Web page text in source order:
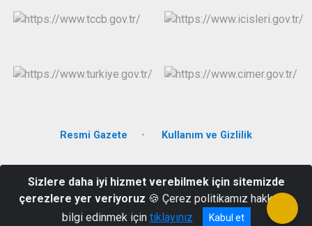
Resmi Gazete Kullanım ve Gizlilik
Konağı
(462) 871 26 00
Sizlere daha iyi hizmet verebilmek için sitemizde
çerezlere yer veriyoruz 🍪 Çerez politikamız hakkında
bilgi edinmek için tıklayınız Kabul et